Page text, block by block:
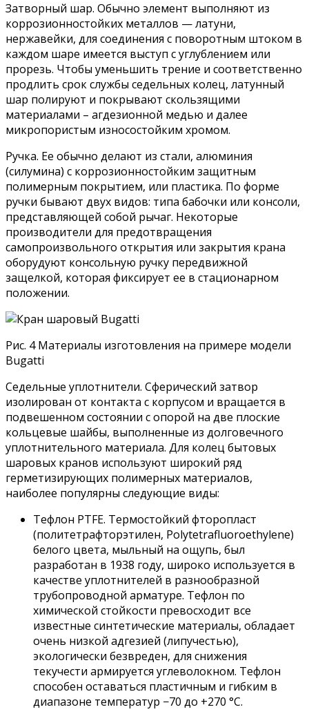
Затворный шар. Обычно элемент выполняют из
коррозионностойких металлов — латуни,
нержавейки, для соединения с поворотным штоком в
каждом шаре имеется выступ с углублением или
прорезь. Чтобы уменьшить трение и соответственно
продлить срок службы седельных колец, латунный
шар полируют и покрывают скользящими
материалами – агдезионной медью и далее
микропористым износостойким хромом.
Ручка. Ее обычно делают из стали, алюминия
(силумина) с коррозионностойким защитным
полимерным покрытием, или пластика. По форме
ручки бывают двух видов: типа бабочки или консоли,
представляющей собой рычаг. Некоторые
производители для предотвращения
самопроизвольного открытия или закрытия крана
оборудуют консольную ручку передвижной
защелкой, которая фиксирует ее в стационарном
положении.
Рис. 4 Материалы изготовления на примере модели
Bugatti
Седельные уплотнители. Сферический затвор
изолирован от контакта с корпусом и вращается в
подвешенном состоянии с опорой на две плоские
кольцевые шайбы, выполненные из долговечного
уплотнительного материала. Для колец бытовых
шаровых кранов используют широкий ряд
герметизирующих полимерных материалов,
наиболее популярны следующие виды:
Тефлон PTFE. Термостойкий фторопласт
(политетрафторэтилен, Polytetrafluoroethylene)
белого цвета, мыльный на ощупь, был
разработан в 1938 году, широко используется в
качестве уплотнителей в разнообразной
трубопроводной арматуре. Тефлон по
химической стойкости превосходит все
известные синтетические материалы, обладает
очень низкой адгезией (липучестью),
экологически безвреден, для снижения
текучести армируется углеволокном. Тефлон
способен оставаться пластичным и гибким в
диапазоне температур −70 до +270 °C.